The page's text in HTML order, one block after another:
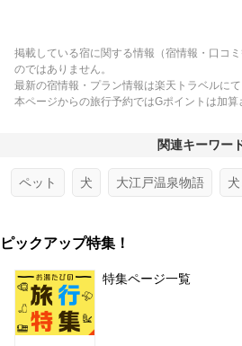
掲載している宿に関する情報（宿情報・口コ
のではありません。
最新の宿情報・プラン情報は楽天トラベルにて
本ページからの旅行予約ではGポイントは加算
関連キーワー
ペット 犬 大江戸温泉物語
ピックアップ特集！
特集ページ一覧